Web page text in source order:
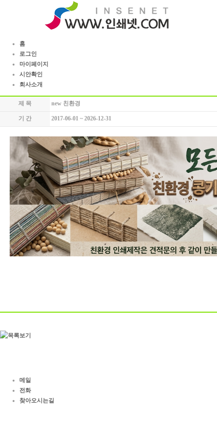
홈
로그인
마이페이지
시안확인
회사소개
제 목 new 친환경
기 간 2017-06-01 ~ 2026-12-31
메일
전화
찾아오시는길